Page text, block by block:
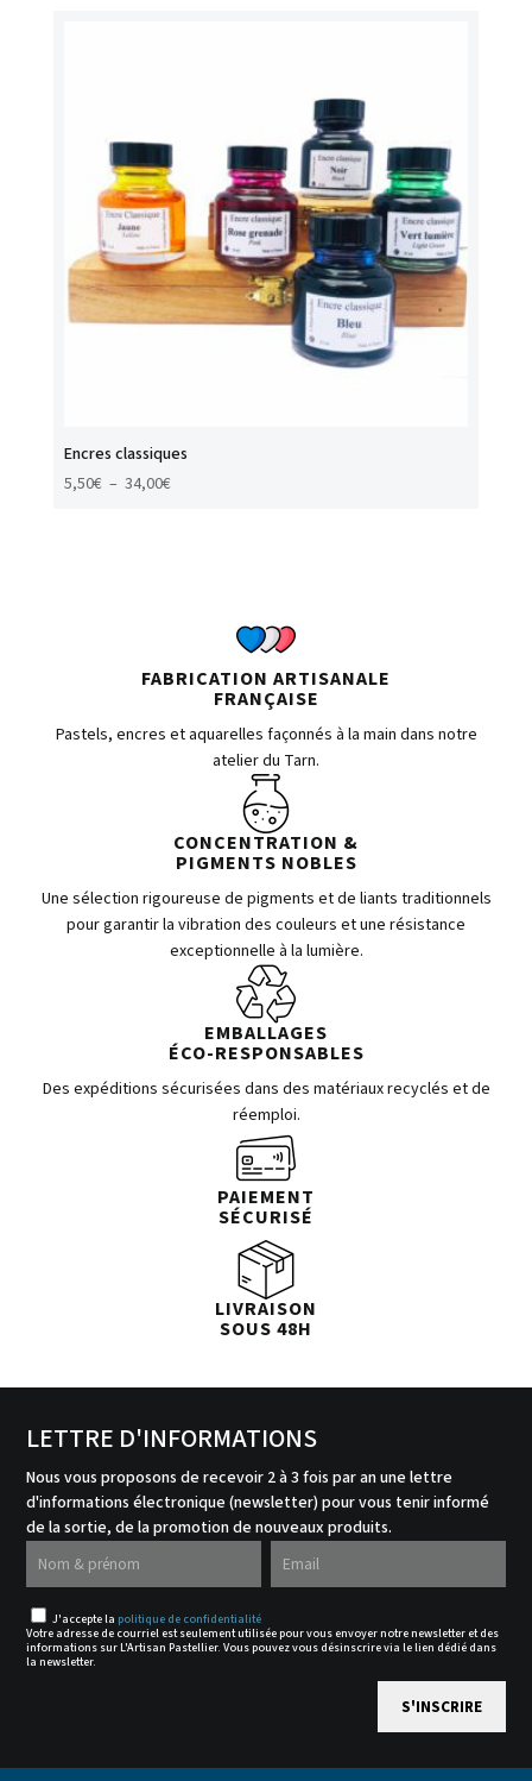
Encres classiques
5,50€ – 34,00€Plage
FABRICATION ARTISANALE
FRANÇAISE
Pastels, encres et aquarelles façonnés à la main dans notre
atelier du Tarn.
CONCENTRATION &
PIGMENTS NOBLES
Une sélection rigoureuse de pigments et de liants traditionnels
pour garantir la vibration des couleurs et une résistance
exceptionnelle à la lumière.
EMBALLAGES
ÉCO-RESPONSABLES
Des expéditions sécurisées dans des matériaux recyclés et de
réemploi.
PAIEMENT
SÉCURISÉ
LIVRAISON
SOUS 48H
LETTRE D'INFORMATIONS
Nous vous proposons de recevoir 2 à 3 fois par an une lettre
d'informations électronique (newsletter) pour vous tenir informé
de la sortie, de la promotion de nouveaux produits.
J'accepte la politique de confidentialité
Votre adresse de courriel est seulement utilisée pour vous envoyer notre newsletter et des
informations sur L'Artisan Pastellier. Vous pouvez vous désinscrire via le lien dédié dans
la newsletter.